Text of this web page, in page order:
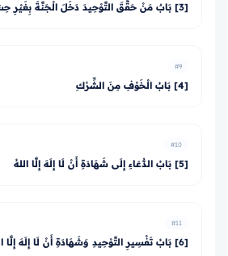
[3] بَابٌ مَنْ حَقَّقَ التَّوْحِيدَ دَخَلَ الْجَنَّةَ بِغَيْرِ حِسَابٍ
#9
[4] بَابُ الْخَوْفِ مِنَ الشِّرْكِ
#10
[5] بَابُ الدُّعَاءِ إِلَى شَهَادَةِ أَنْ لَا إِلَهَ إِلَّا اللهُ
#11
[6] بَابُ تَفْسِيرِ التَّوْحِيدِ وَشَهَادَةِ أَنْ لَا إِلَهَ إِلَّا اللهُ